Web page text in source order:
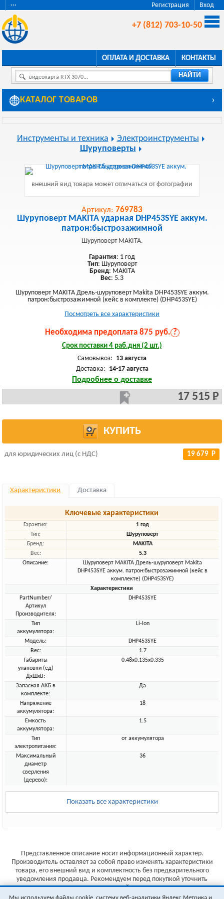
Регистрация Вход
···
+7 (812) 703-10-50
ОПЛАТА И ДОСТАВКА КОНТАКТЫ
видеокарта RTX 3070... НАЙТИ
КАТАЛОГ ТОВАРОВ ›
Инструменты и техника
Электроинструменты
Шуруповерты
внешний вид товара может отличаться от фотографии
Артикул: 769783
Шуруповерт MAKITA ударная DHP453SYE аккум.
патрон:быстрозажимной
Шуруповерт MAKITA.
Гарантия: 1 год
Тип: Шуруповерт
Бренд: MAKITA
Вес: 5.3
Шуруповерт MAKITA Дрель-шуруповерт Makita DHP453SYE аккум.
патрон:быстрозажимной (кейс в комплекте) (DHP453SYE)
Посмотреть все характеристики
Необходима предоплата 875 руб. ?
Срок поставки 4 раб.дня (2 шт.)
Самовывоз: 13 августа
Доставка: 14-17 августа
Подробнее о доставке
17 515 Р
КУПИТЬ
для юридических лиц (с НДС) 19 679 Р
Характеристики Доставка
Ключевые характеристики
Гарантия:
1 год
Тип:
Шуруповерт
Бренд:
MAKITA
Вес:
5.3
Описание:
Шуруповерт MAKITA Дрель-шуруповерт Makita
DHP453SYE аккум. патрон:быстрозажимной (кейс в
комплекте) (DHP453SYE)
Характеристики
PartNumber/
Артикул
Производителя:
DHP453SYE
Тип
аккумулятора:
Li-Ion
Модель:
DHP453SYE
Вес:
1.7
Габариты
упаковки (ед)
ДхШхВ:
0.48x0.135x0.335
Запасная АКБ в
комплекте:
Да
Напряжение
аккумулятора:
18
Емкость
аккумулятора:
1.5
Тип
электропитания:
от аккумулятора
Максимальный
диаметр
сверления
(дерево):
36
Показать все характеристики
Представленное описание носит информационный характер.
Производитель оставляет за собой право изменять характеристики
товара, его внешний вид и комплектность без предварительного
уведомления продавца. Рекомендуем перед покупкой уточнить
характеристики товара на сайте производителя.